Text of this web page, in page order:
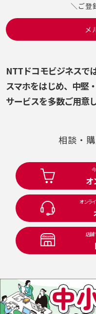
＼ご登
メ
NTTドコモビジネスで
スマホをはじめ、 中堅
サービスを多数ご用意
相談・
オ
オンラ
店舗